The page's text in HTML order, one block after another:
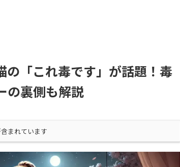
の「これ毒です」が話題！毒
の裏側も解説
まれています